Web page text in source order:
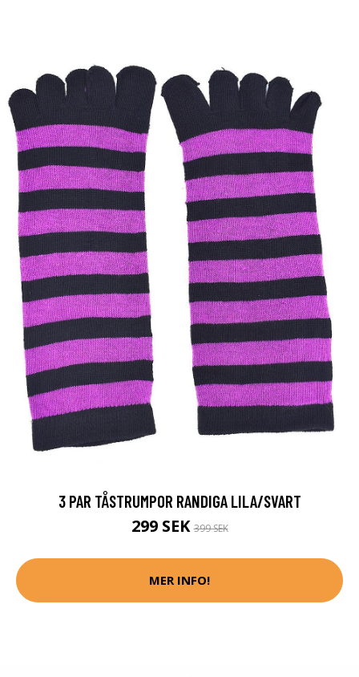
3 PAR TÅSTRUMPOR RANDIGA LILA/SVART
299 SEK399 SEK
MER INFO!